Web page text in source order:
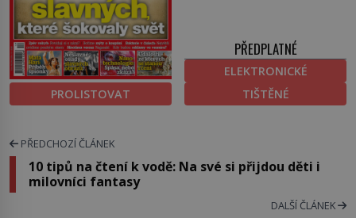
PROLISTOVAT
PŘEDPLATNÉ
ELEKTRONICKÉ
TIŠTĚNÉ
PŘEDCHOZÍ ČLÁNEK
10 tipů na čtení k vodě: Na své si přijdou děti i
milovníci fantasy
DALŠÍ ČLÁNEK